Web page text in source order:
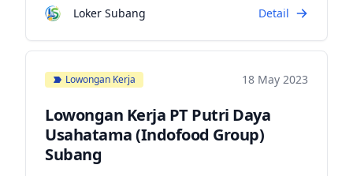
Loker Subang Detail
Lowongan Kerja 18 May 2023
Lowongan Kerja PT Putri Daya
Usahatama (Indofood Group)
Subang